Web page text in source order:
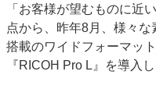
「お客様が望むものに近
点から、昨年8月、様々
搭載のワイドフォーマッ
『RICOH Pro L』を導入し